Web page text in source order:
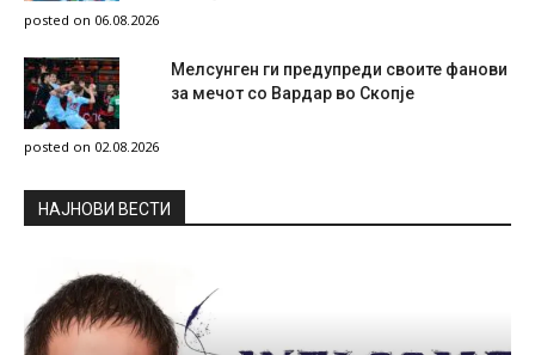
posted on 06.08.2026
Мелсунген ги предупреди своите фанови
за мечот со Вардар во Скопје
posted on 02.08.2026
НAЈНОВИ ВЕСТИ